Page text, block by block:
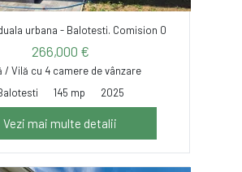
urbana - Balotesti. Comision 0
266,000 €
/ Vilă cu 4 camere de vânzare
145 mp 2025
Vezi mai multe detalii